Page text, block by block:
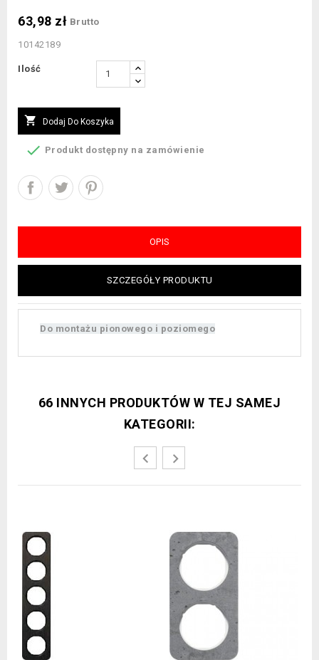
63,98 zł Brutto
10142189
Ilość
 Dodaj Do Koszyka
 Produkt dostępny na zamówienie
OPIS
SZCZEGÓŁY PRODUKTU
Do montażu pionowego i poziomego
66 INNYCH PRODUKTÓW W TEJ SAMEJ
KATEGORII: